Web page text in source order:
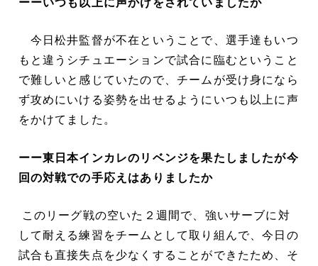
今日松井監督が不在ということで、選手達もいつ
もと違うシチュエーションで試合に臨むということ
で難しいと感じていたので、チームが受け身になら
ず攻めにいける姿勢を出せるようにいつも以上に声
をかけてました。
ーー東日本インカレのリベンジを果たしましたが今
回の対戦での手応えはありましたか
このリーグ戦の空いた２週間で、強いサーブに対
して耐える練習をチームとして取り組んで、今日の
試合も直接失点を少なくすることができたため、そ